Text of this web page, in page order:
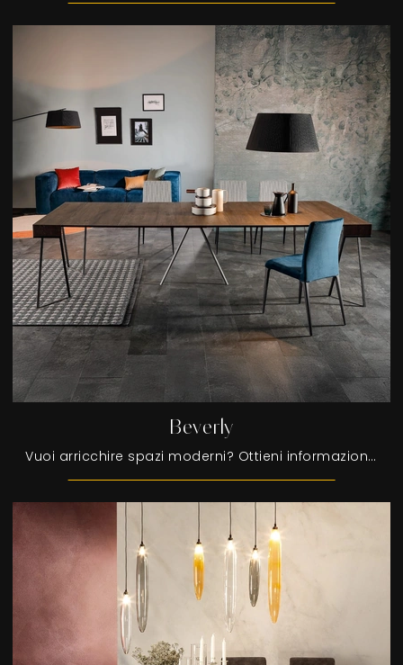
Beverly
Vuoi arricchire spazi moderni? Ottieni informazioni sui tavoli moderni consolle: il modello da pranzo Beverly ti attende.